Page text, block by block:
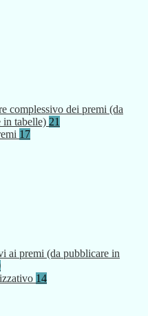
complessivo dei premi (da
in tabelle) 21
17
ai premi (da pubblicare in
14